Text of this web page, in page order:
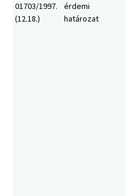
01703/1997.
(12.18.)
érdemi
határozat